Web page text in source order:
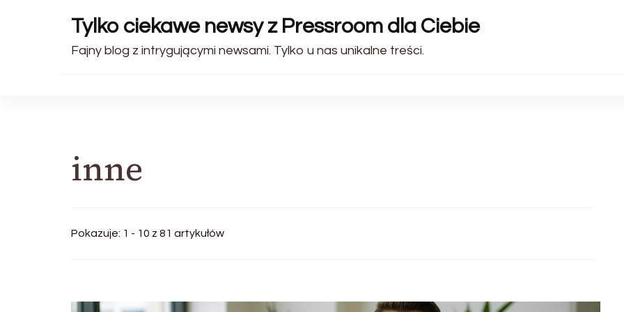
Tylko ciekawe newsy z Pressroom dla Ciebie
Fajny blog z intrygującymi newsami. Tylko u nas unikalne treści.
inne
Pokazuje: 1 - 10 z 81 artykułów